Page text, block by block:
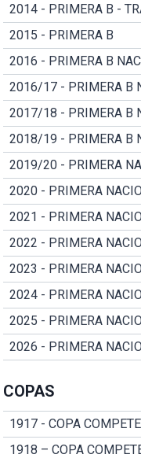
2014 - PRIMERA B -
2015 - PRIMERA B
2016 - PRIMERA B
2016/17 - PRIMERA B
2017/18 - PRIMERA B
2018/19 - PRIMERA B
2019/20 - PRIMERA
2020 - PRIMERA
2021 - PRIMERA
2022 - PRIMERA
2023 - PRIMERA
2024 - PRIMERA
2025 - PRIMERA
2026 - PRIMERA
COPAS
1917 - COPA
1918 – COPA